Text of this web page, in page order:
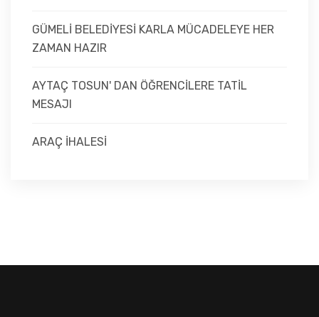
GÜMELİ BELEDİYESİ KARLA MÜCADELEYE HER
ZAMAN HAZIR
AYTAÇ TOSUN' DAN ÖĞRENCİLERE TATİL
MESAJI
ARAÇ İHALESİ